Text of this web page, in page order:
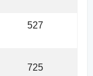
527
725